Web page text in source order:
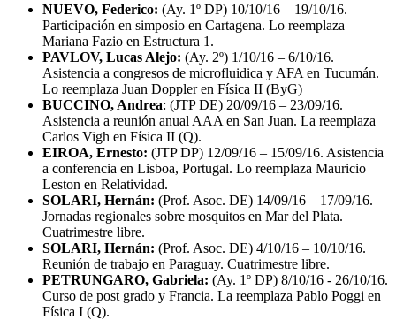
NUEVO, Federico: (Ay. 1º DP) 10/10/16 – 19/10/16.
Participación en simposio en Cartagena. Lo reemplaza
Mariana Fazio en Estructura 1.
PAVLOV, Lucas Alejo: (Ay. 2º) 1/10/16 – 6/10/16.
Asistencia a congresos de microfluidica y AFA en Tucumán.
Lo reemplaza Juan Doppler en Física II (ByG)
BUCCINO, Andrea: (JTP DE) 20/09/16 – 23/09/16.
Asistencia a reunión anual AAA en San Juan. La reemplaza
Carlos Vigh en Física II (Q).
EIROA, Ernesto: (JTP DP) 12/09/16 – 15/09/16. Asistencia
a conferencia en Lisboa, Portugal. Lo reemplaza Mauricio
Leston en Relatividad.
SOLARI, Hernán: (Prof. Asoc. DE) 14/09/16 – 17/09/16.
Jornadas regionales sobre mosquitos en Mar del Plata.
Cuatrimestre libre.
SOLARI, Hernán: (Prof. Asoc. DE) 4/10/16 – 10/10/16.
Reunión de trabajo en Paraguay. Cuatrimestre libre.
PETRUNGARO, Gabriela: (Ay. 1º DP) 8/10/16 - 26/10/16.
Curso de post grado y Francia. La reemplaza Pablo Poggi en
Física I (Q).